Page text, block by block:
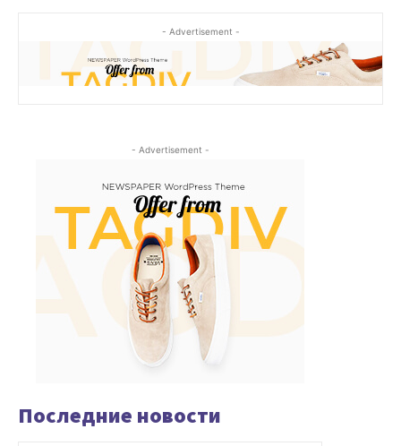
- Advertisement -
- Advertisement -
Последние новости